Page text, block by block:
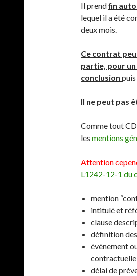
Il prendfin
lequel il a été
deux mois.
Ce contrat
partie, pour
conclusion
Il ne peut pas
Comme tout
les mentions
Attention
L1242-12-1 du
mention
intitulé et
clause
définition
évènement
contractuelle
délai de